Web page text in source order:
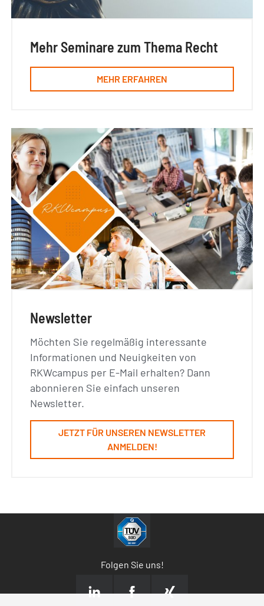
Mehr Seminare zum Thema Recht
MEHR ERFAHREN
Newsletter
Möchten Sie regelmäßig interessante
Informationen und Neuigkeiten von
RKWcampus per E-Mail erhalten? Dann
abonnieren Sie einfach unseren
Newsletter.
JETZT FÜR UNSEREN NEWSLETTER
ANMELDEN!
Folgen Sie uns!